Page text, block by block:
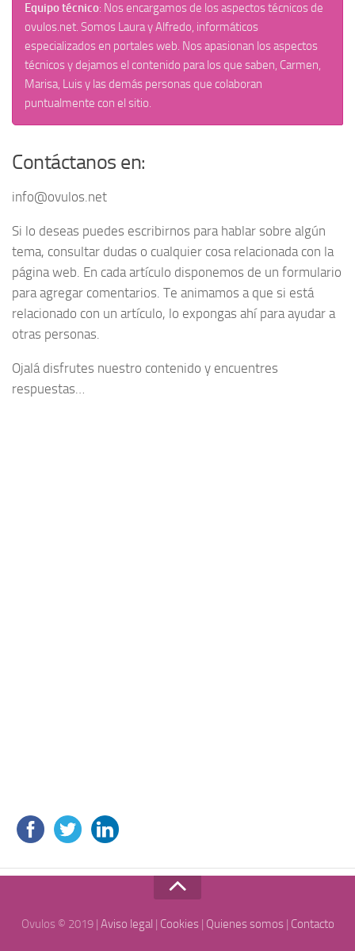
Equipo técnico: Nos encargamos de los aspectos técnicos de
ovulos.net. Somos Laura y Alfredo, informáticos
especializados en portales web. Nos apasionan los aspectos
técnicos y dejamos el contenido para los que saben, Carmen,
Marisa, Luis y las demás personas que colaboran
puntualmente con el sitio.
Contáctanos en:
info@ovulos.net
Si lo deseas puedes escribirnos para hablar sobre algún
tema, consultar dudas o cualquier cosa relacionada con la
página web. En cada artículo disponemos de un formulario
para agregar comentarios. Te animamos a que si está
relacionado con un artículo, lo expongas ahí para ayudar a
otras personas.
Ojalá disfrutes nuestro contenido y encuentres
respuestas…
Ovulos © 2019 | Aviso legal | Cookies| Quienes somos| Contacto